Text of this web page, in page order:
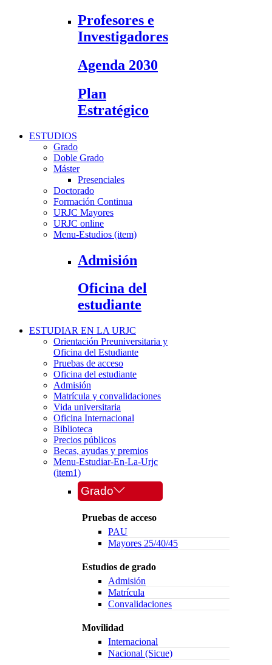
Profesores e
Investigadores
Agenda 2030
Plan
Estratégico
ESTUDIOS
Grado
Doble Grado
Máster
Presenciales
Doctorado
Formación Continua
URJC Mayores
URJC online
Menu-Estudios (item)
Admisión
Oficina del
estudiante
ESTUDIAR EN LA URJC
Orientación Preuniversitaria y
Oficina del Estudiante
Pruebas de acceso
Oficina del estudiante
Admisión
Matrícula y convalidaciones
Vida universitaria
Oficina Internacional
Biblioteca
Precios públicos
Becas, ayudas y premios
Menu-Estudiar-En-La-Urjc
(item1)
Grado
Pruebas de acceso
PAU
Mayores 25/40/45
Estudios de grado
Admisión
Matrícula
Convalidaciones
Movilidad
Internacional
Nacional (Sicue)